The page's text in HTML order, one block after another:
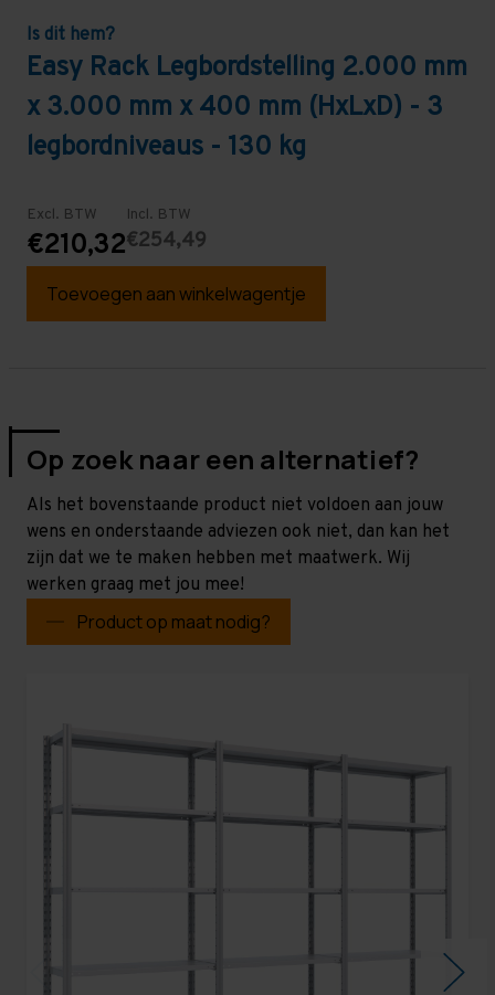
Is dit hem?
Easy Rack Legbordstelling 2.000 mm
x 3.000 mm x 400 mm (HxLxD) - 3
legbordniveaus - 130 kg
Excl. BTW
€210,32
Incl. BTW
€254,49
Toevoegen aan winkelwagentje
Op zoek naar een alternatief?
Als het bovenstaande product niet voldoen aan jouw
wens en onderstaande adviezen ook niet, dan kan het
zijn dat we te maken hebben met maatwerk. Wij
werken graag met jou mee!
Product op maat nodig?